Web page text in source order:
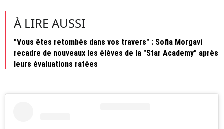
À LIRE AUSSI
"Vous êtes retombés dans vos travers" : Sofia Morgavi
recadre de nouveaux les élèves de la "Star Academy" après
leurs évaluations ratées